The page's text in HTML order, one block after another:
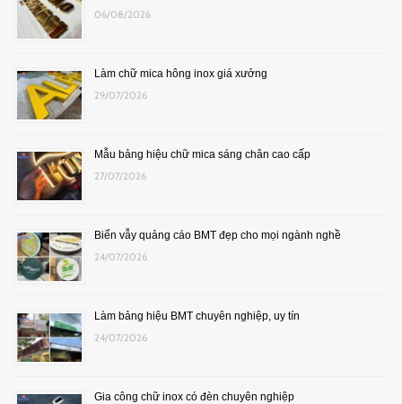
06/08/2026
Làm chữ mica hông inox giá xưởng
29/07/2026
Mẫu bảng hiệu chữ mica sáng chân cao cấp
27/07/2026
Biển vẫy quảng cáo BMT đẹp cho mọi ngành nghề
24/07/2026
Làm bảng hiệu BMT chuyên nghiệp, uy tín
24/07/2026
Gia công chữ inox có đèn chuyên nghiệp